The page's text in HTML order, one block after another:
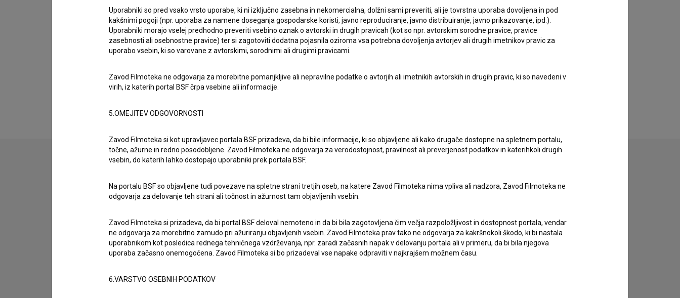
Nagrade in nominacije
Razširjeni podatki
Spoštovani, s pomočjo spodnjega obrazca lahko stopite v stik z uredništvom Baze slovenskih filmov. Veseli bomo vaših odzivov.
imam vprašanje
prijavljam napako
želim dodati podatke
Uporabniki so pred vsako vrsto uporabe, ki ni izključno zasebna in nekomercialna, dolžni sami preveriti, ali je tovrstna uporaba dovoljena in pod
kakšnimi pogoji (npr. uporaba za namene doseganja gospodarske koristi, javno reproduciranje, javno distribuiranje, javno prikazovanje, ipd.).
Uporabniki morajo vselej predhodno preveriti vsebino oznak o avtorski in drugih pravicah (kot so npr. avtorskim sorodne pravice, pravice
zasebnosti ali osebnostne pravice) ter si zagotoviti dodatna pojasnila oziroma vsa potrebna dovoljenja avtorjev ali drugih imetnikov pravic za
uporabo vsebin, ki so varovane z avtorskimi, sorodnimi ali drugimi pravicami.
Zavod Filmoteka ne odgovarja za morebitne pomanjkljive ali nepravilne podatke o avtorjih ali imetnikih avtorskih in drugih pravic, ki so navedeni v
virih, iz katerih portal BSF črpa vsebine ali informacije.
5.OMEJITEV ODGOVORNOSTI
Zavod Filmoteka si kot upravljavec portala BSF prizadeva, da bi bile informacije, ki so objavljene ali kako drugače dostopne na spletnem portalu,
točne, ažurne in redno posodobljene. Zavod Filmoteka ne odgovarja za verodostojnost, pravilnost ali preverjenost podatkov in katerihkoli drugih
vsebin, do katerih lahko dostopajo uporabniki prek portala BSF.
Na portalu BSF so objavljene tudi povezave na spletne strani tretjih oseb, na katere Zavod Filmoteka nima vpliva ali nadzora, Zavod Filmoteka ne
odgovarja za delovanje teh strani ali točnost in ažurnost tam objavljenih vsebin.
Zavod Filmoteka si prizadeva, da bi portal BSF deloval nemoteno in da bi bila zagotovljena čim večja razpoložljivost in dostopnost portala, vendar
ne odgovarja za morebitno zamudo pri ažuriranju objavljenih vsebin. Zavod Filmoteka prav tako ne odgovarja za kakršnokoli škodo, ki bi nastala
uporabnikom kot posledica rednega tehničnega vzdrževanja, npr. zaradi začasnih napak v delovanju portala ali v primeru, da bi bila njegova
uporaba začasno onemogočena. Zavod Filmoteka si bo prizadeval vse napake odpraviti v najkrajšem možnem času.
6.VARSTVO OSEBNIH PODATKOV